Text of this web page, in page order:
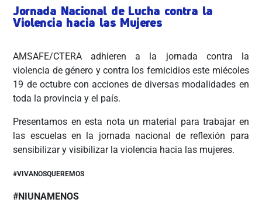
Jornada Nacional de Lucha contra la
Violencia hacia las Mujeres
AMSAFE/CTERA adhieren a la jornada contra la
violencia de género y contra los femicidios este miécoles
19 de octubre con acciones de diversas modalidades en
toda la provincia y el país.
Presentamos en esta nota un material para trabajar en
las escuelas en la jornada nacional de reflexión para
sensibilizar y visibilizar la violencia hacia las mujeres.
#VIVANOSQUEREMOS
#NIUNAMENOS